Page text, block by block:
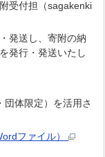
受付担（sagakenki
発送し、寄附の納
発行・発送いたし
体限定）を活用さ
ファイル）